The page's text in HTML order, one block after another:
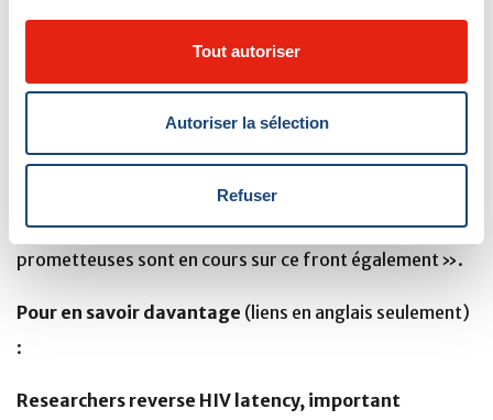
Tout autoriser
Autoriser la sélection
Refuser
« Le défi numéro un pour venir à bout du VIH était
d’exposer le réservoir viral latent, explique le Dr Routy.
Maintenant que nous y sommes arrivés, nous nous
rapprochons du défi numéro deux, qui est de l’éliminer
en tant qu’ennemi visible. Des recherches
prometteuses sont en cours sur ce front également ».
Pour en savoir davantage (liens en anglais seulement)
:
Researchers reverse HIV latency, important